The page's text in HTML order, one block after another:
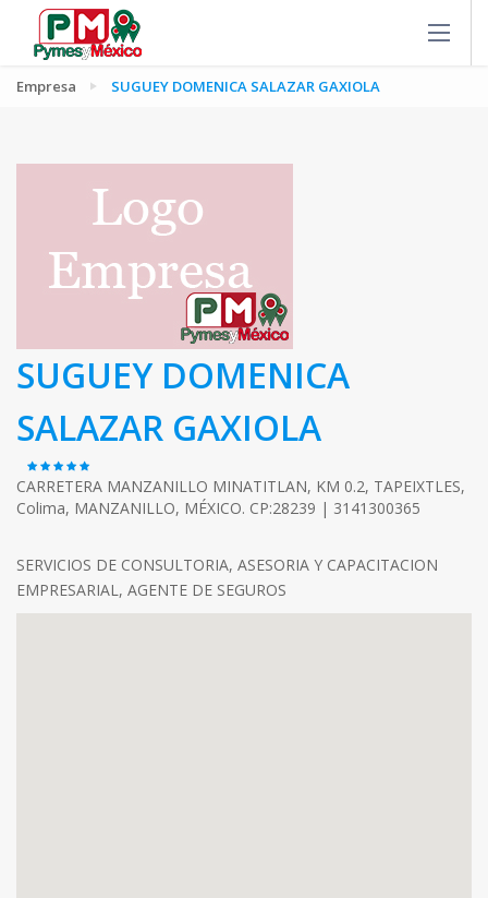
Empresa SUGUEY DOMENICA SALAZAR GAXIOLA
SUGUEY DOMENICA
SALAZAR GAXIOLA
CARRETERA MANZANILLO MINATITLAN, KM 0.2, TAPEIXTLES,
Colima, MANZANILLO, MÉXICO. CP:28239 | 3141300365
SERVICIOS DE CONSULTORIA, ASESORIA Y CAPACITACION
EMPRESARIAL, AGENTE DE SEGUROS